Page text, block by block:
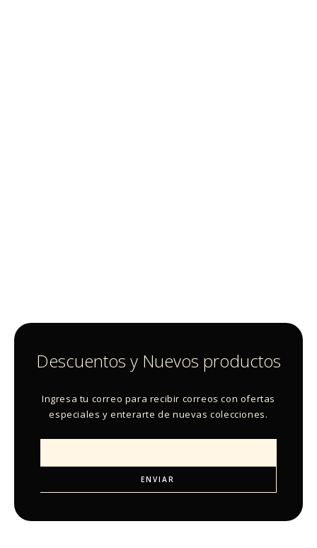
Descuentos y Nuevos productos
Ingresa tu correo para recibir correos con ofertas
especiales y enterarte de nuevas colecciones.